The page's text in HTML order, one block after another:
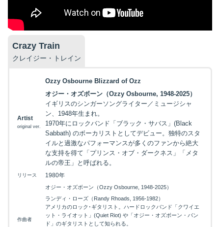
Crazy Train
クレイジー・トレイン
Artist
original ver.
Ozzy Osbourne Blizzard of Ozz
オジー・オズボーン（Ozzy Osbourne, 1948-2025）
イギリスのシンガーソングライター／ミュージシャ
ン、1948年生まれ。
1970年にロックバンド「ブラック・サバス」(Black
Sabbath) のボーカリストとしてデビュー。独特のスタ
イルと過激なパフォーマンスが多くのファンから絶大
な支持を得て「プリンス・オブ・ダークネス」「メタ
ルの帝王」と呼ばれる。
リリース 1980年
作曲者
オジー・オズボーン（Ozzy Osbourne, 1948-2025）
ランディ・ローズ（Randy Rhoads, 1956-1982）
アメリカのロック･ギタリスト。ハードロックバンド「クワイエ
ット・ライオット」(Quiet Riot) や「オジー・オズボーン・バン
ド」のギタリストとして知られる。